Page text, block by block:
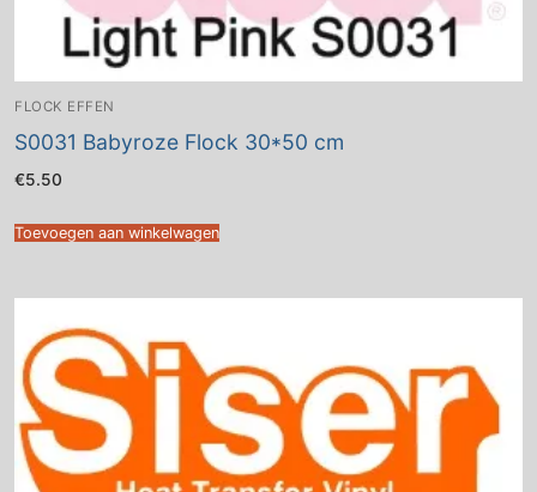
FLOCK EFFEN
S0031 Babyroze Flock 30*50 cm
€5.50
Toevoegen aan winkelwagen